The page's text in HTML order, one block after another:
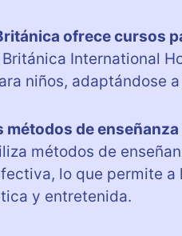
ofrece cursos
International
niños, adaptándose
métodos de
métodos de
lo que permite
y entretenida.